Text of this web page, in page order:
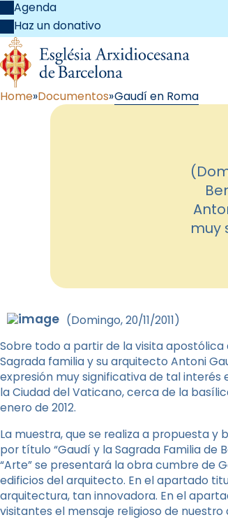
Agenda
Haz un donativo
Home Documentos Gaudí en Roma
muy
(Domingo, 20/11/2011)
Sobre todo a partir de la visita
Sagrada familia y su arquitecto Antoni
expresión muy significativa de tal interés
la Ciudad del Vaticano, cerca de la
enero de 2012.
La muestra, que se realiza a propuesta y
por título “Gaudí y la Sagrada Familia de
“Arte” se presentará la obra cumbre de
edificios del arquitecto. En el apartado
arquitectura, tan innovadora. En el
visitantes el mensaje religioso de